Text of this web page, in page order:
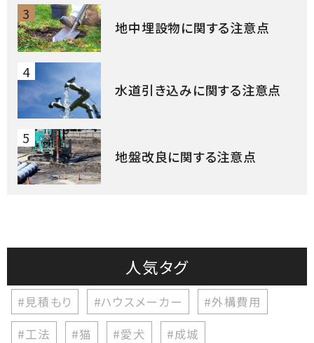
3
地中埋設物に関する注意点
4
水道引き込みに関する注意点
5
地盤改良に関する注意点
人気タグ
#見積もり #ハウスメーカー
#外構費用
#工法
#猫 #愛犬
#成城